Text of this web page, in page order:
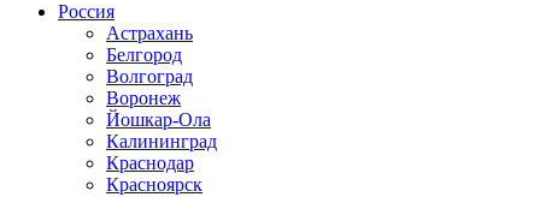
Россия
Астрахань
Белгород
Волгоград
Воронеж
Йошкар-Ола
Калининград
Краснодар
Красноярск